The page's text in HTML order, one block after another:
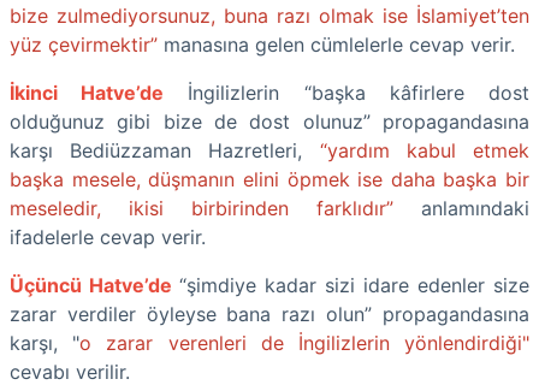
bize zulmediyorsunuz, buna razı olmak ise İslamiyet’ten
yüz çevirmektir” manasına gelen cümlelerle cevap verir.
İkinci Hatve’de İngilizlerin “başka kâfirlere dost
olduğunuz gibi bize de dost olunuz” propagandasına
karşı Bediüzzaman Hazretleri, “yardım kabul etmek
başka mesele, düşmanın elini öpmek ise daha başka bir
meseledir, ikisi birbirinden farklıdır” anlamındaki
ifadelerle cevap verir.
Üçüncü Hatve’de “şimdiye kadar sizi idare edenler size
zarar verdiler öyleyse bana razı olun” propagandasına
karşı, "o zarar verenleri de İngilizlerin yönlendirdiği"
cevabı verilir.